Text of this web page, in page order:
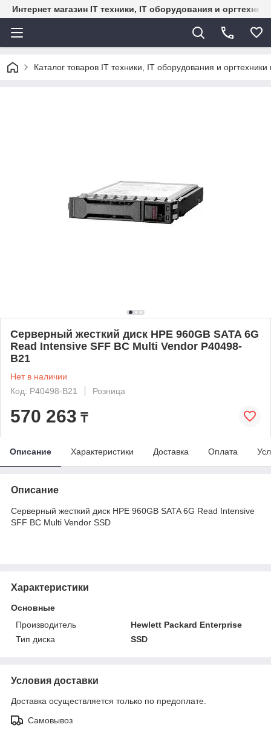
Интернет магазин IT техники, IT оборудования и
Каталог товаров IT техники, IT оборудования и
Серверный жесткий диск HPE 960GB SATA 6G
Read Intensive SFF BC Multi Vendor P40498-
B21
Нет в наличии
Код: P40498-B21
Розница
570 263 ₸
Описание Характеристики Доставка Оплата
Описание
Серверный жесткий диск HPE 960GB SATA 6G Read Intensive
SFF BC Multi Vendor SSD
Характеристики
Основные
Производитель
Hewlett Packard Enterprise
Тип диска
SSD
Условия доставки
Доставка осуществляется только по предоплате.
Самовывоз